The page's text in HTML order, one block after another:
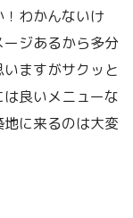
わかんないけ
ジあるから多分
ますがサクッと
良いメニューな
に来るのは大変